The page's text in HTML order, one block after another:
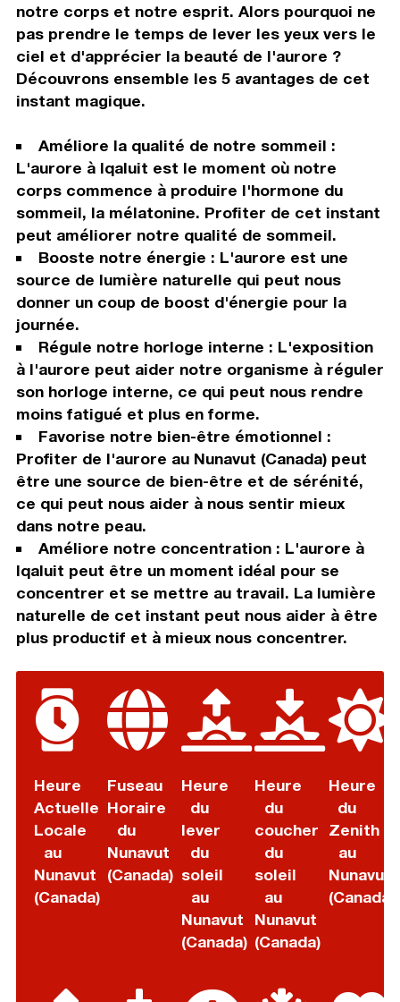
notre corps et notre esprit. Alors pourquoi ne
pas prendre le temps de lever les yeux vers le
ciel et d'apprécier la beauté de l'aurore ?
Découvrons ensemble les 5 avantages de cet
instant magique.
Améliore la qualité de notre sommeil :
L'aurore à Iqaluit est le moment où notre
corps commence à produire l'hormone du
sommeil, la mélatonine. Profiter de cet instant
peut améliorer notre qualité de sommeil.
Booste notre énergie : L'aurore est une
source de lumière naturelle qui peut nous
donner un coup de boost d'énergie pour la
journée.
Régule notre horloge interne : L'exposition
à l'aurore peut aider notre organisme à réguler
son horloge interne, ce qui peut nous rendre
moins fatigué et plus en forme.
Favorise notre bien-être émotionnel :
Profiter de l'aurore au Nunavut (Canada) peut
être une source de bien-être et de sérénité,
ce qui peut nous aider à nous sentir mieux
dans notre peau.
Améliore notre concentration : L'aurore à
Iqaluit peut être un moment idéal pour se
concentrer et se mettre au travail. La lumière
naturelle de cet instant peut nous aider à être
plus productif et à mieux nous concentrer.
Heure
Actuelle
Locale
au
Nunavut
(Canada)
Fuseau
Horaire
du
Nunavut
(Canada)
Heure
du
lever
du
soleil
au
Nunavut
(Canada)
Heure
du
coucher
du
soleil
au
Nunavut
(Canada)
Heure
du
Zenith
au
Nunavut
(Canada)